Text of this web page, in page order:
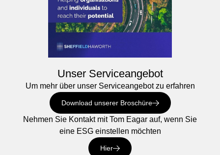
Unser Serviceangebot
Um mehr über unser Serviceangebot zu erfahren
Download unserer Broschüre
Nehmen Sie Kontakt mit Tom Eagar auf, wenn Sie
eine ESG einstellen möchten
Hier